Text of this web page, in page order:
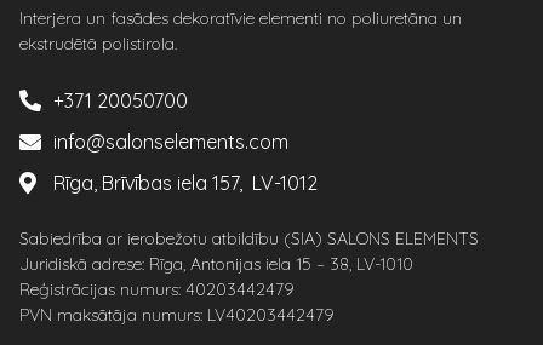
Interjera un fasādes dekoratīvie elementi no poliuretāna un
ekstrudētā polistirola.
+371 20050700
info@salonselements.com
Rīga, Brīvības iela 157, LV-1012
Sabiedrība ar ierobežotu atbildību (SIA) SALONS ELEMENTS
Juridiskā adrese: Rīga, Antonijas iela 15 – 38, LV-1010
Reģistrācijas numurs: 40203442479
PVN maksātāja numurs: LV40203442479